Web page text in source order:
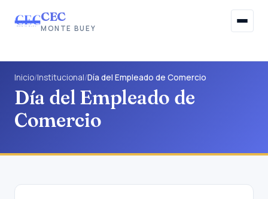
CEC
MONTE BUEY
Institucional
Afiliaciones
Beneficios Sociales
Información Gremial
Inicio/Institucional/Día del Empleado de Comercio
Día del Empleado de
Comercio